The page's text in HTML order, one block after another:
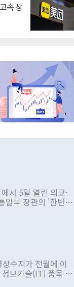
속 상
서 5일 열린 외교·
일부 장관의 '한반도
추진하겠다고 공
다. 그동안 정 장
지만 대통령과 유
이례적이다. 정 장
리도 높아지고 있
수지가 전월에 이
보기술(IT) 품목 수